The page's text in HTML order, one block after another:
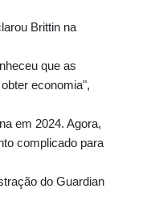
Brittin na
que as
economia",
em 2024. Agora,
complicado para
do Guardian